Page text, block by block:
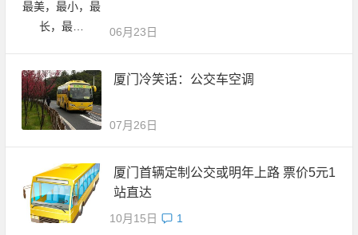
06月23日
厦门冷笑话：公交车空调
07月26日
厦门首辆定制公交或明年上路 票价5元1
站直达
10月15日 1